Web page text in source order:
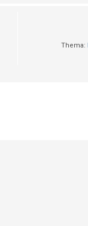
Thema: